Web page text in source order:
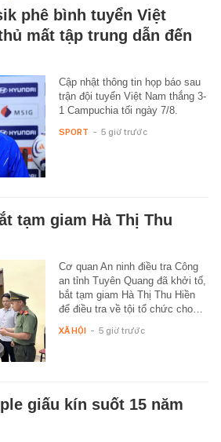
phê bình tuyển Việt
mất tập trung dẫn đến
Cập nhật thông tin họp báo sau
trận đội tuyển Việt Nam thắng 3-
1 Campuchia tối ngày 7/8.
SPORT - 5 giờ trước
tạm giam Hà Thị Thu
Cơ quan An ninh điều tra Công
an tỉnh Tuyên Quang đã khởi tố,
bắt tạm giam Hà Thị Thu Hiền
để điều tra về tội tổ chức cho…
XÃ HỘI - 5 giờ trước
giấu kín suốt 15 năm